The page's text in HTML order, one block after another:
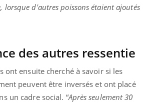
lorsque d'autres poissons étaient ajoutés
des autres ressentie
ont ensuite cherché à savoir si les
peuvent être inversés et ont placé
un cadre social. “Après seulement 30